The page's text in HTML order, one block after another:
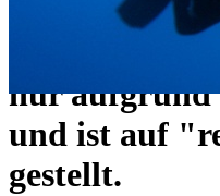
Das alte
nur
und ist auf
gestellt.